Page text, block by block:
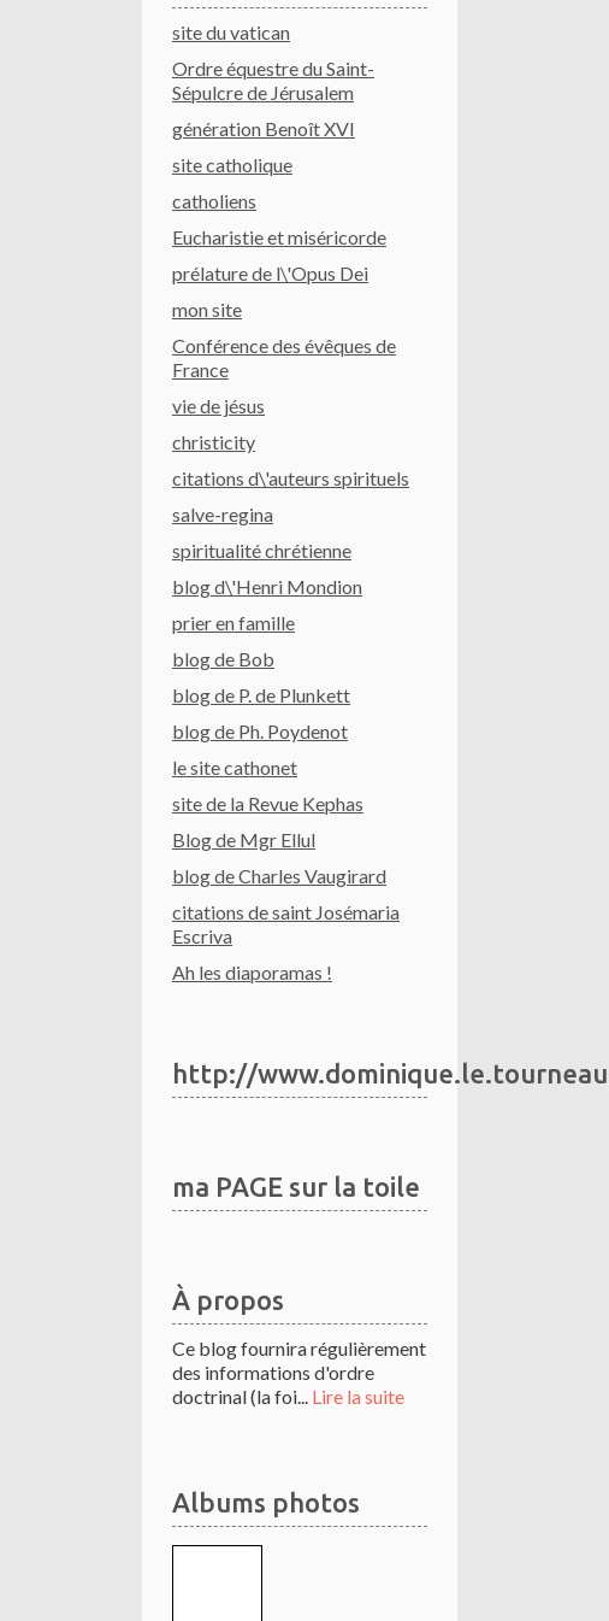
site du vatican
Ordre équestre du Saint-
Sépulcre de Jérusalem
génération Benoît XVI
site catholique
catholiens
Eucharistie et miséricorde
prélature de l\'Opus Dei
mon site
Conférence des évêques de
France
vie de jésus
christicity
citations d\'auteurs spirituels
salve-regina
spiritualité chrétienne
blog d\'Henri Mondion
prier en famille
blog de Bob
blog de P. de Plunkett
blog de Ph. Poydenot
le site cathonet
site de la Revue Kephas
Blog de Mgr Ellul
blog de Charles Vaugirard
citations de saint Josémaria
Escriva
Ah les diaporamas !
http://
ma PAGE sur la toile
À propos
Ce blog fournira régulièrement
des informations d'ordre
doctrinal (la foi...
Lire la suite
Albums photos